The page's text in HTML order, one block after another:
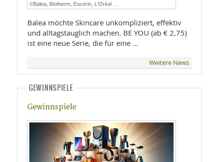
©Balea, Biotherm, Eucerin, L'Oréal …
Balea möchte Skincare unkompliziert, effektiv
und alltagstauglich machen. BE YOU (ab € 2,75)
ist eine neue Serie, die für eine …
Weitere News
GEWINNSPIELE
Gewinnspiele